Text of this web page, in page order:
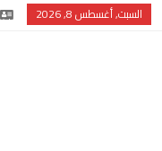
السبت, أغسطس 8, 2026